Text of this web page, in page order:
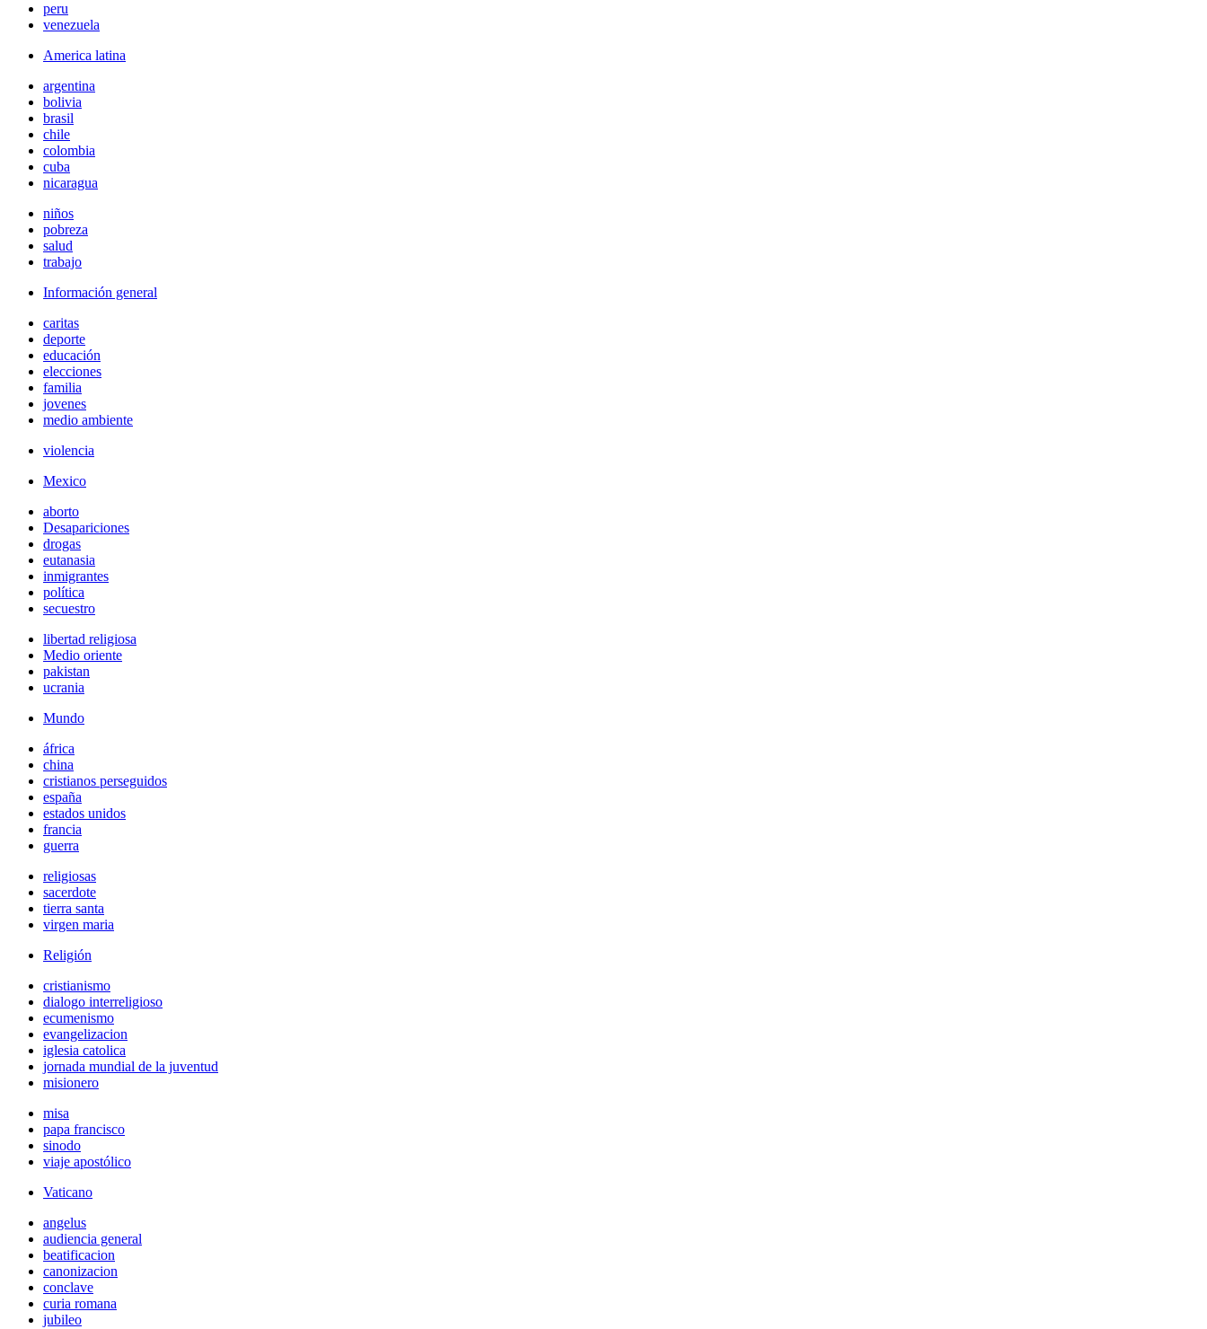
peru
venezuela
America latina
argentina
bolivia
brasil
chile
colombia
cuba
nicaragua
niños
pobreza
salud
trabajo
Información general
caritas
deporte
educación
elecciones
familia
jovenes
medio ambiente
violencia
Mexico
aborto
Desapariciones
drogas
eutanasia
inmigrantes
política
secuestro
libertad religiosa
Medio oriente
pakistan
ucrania
Mundo
áfrica
china
cristianos perseguidos
españa
estados unidos
francia
guerra
religiosas
sacerdote
tierra santa
virgen maria
Religión
cristianismo
dialogo interreligioso
ecumenismo
evangelizacion
iglesia catolica
jornada mundial de la juventud
misionero
misa
papa francisco
sinodo
viaje apostólico
Vaticano
angelus
audiencia general
beatificacion
canonizacion
conclave
curia romana
jubileo